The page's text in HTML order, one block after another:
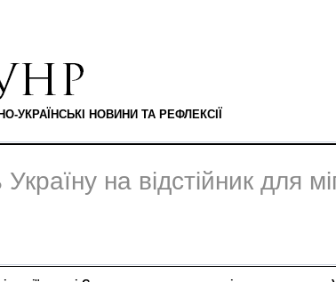
УКРАЇНСЬКІ НОВИНИ ТА РЕФЛЕКСІЇ
на відстійник для